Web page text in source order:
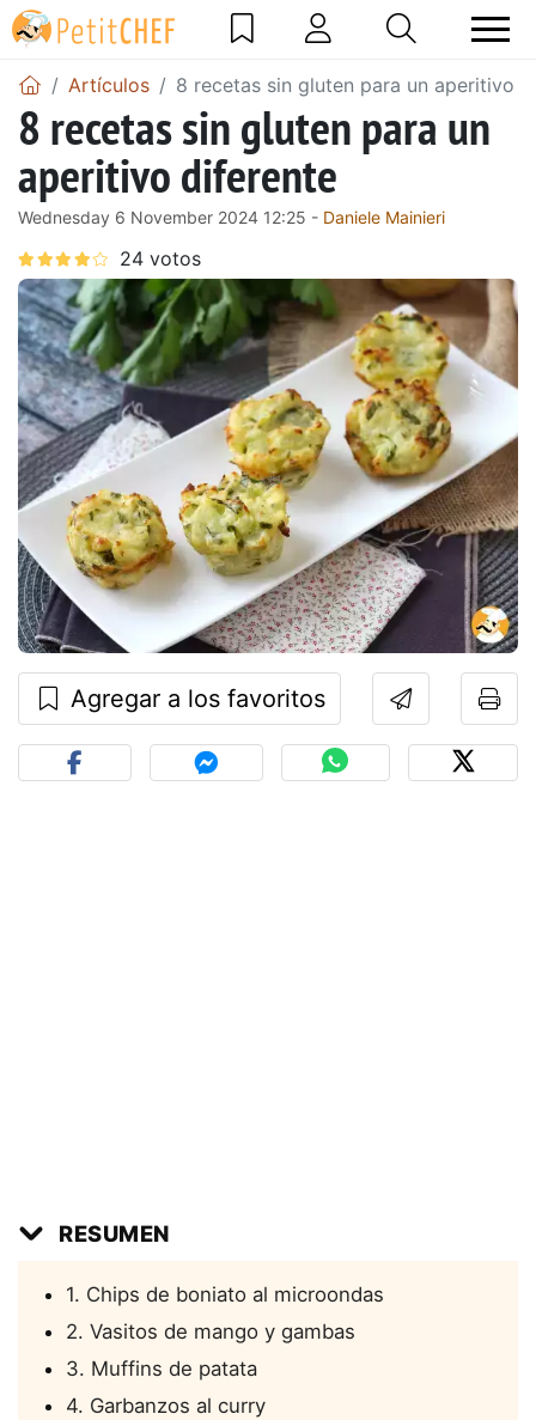
Artículos 8 recetas sin gluten para un aperitivo
8 recetas sin gluten para un
aperitivo diferente
Wednesday 6 November 2024 12:25 - Daniele Mainieri
Agregar a los favoritos
RESUMEN
1. Chips de boniato al microondas
2. Vasitos de mango y gambas
3. Muffins de patata
4. Garbanzos al curry